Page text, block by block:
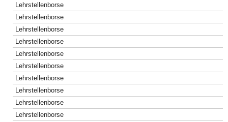
Lehrstellenborse
Lehrstellenborse
Lehrstellenborse
Lehrstellenborse
Lehrstellenborse
Lehrstellenborse
Lehrstellenborse
Lehrstellenborse
Lehrstellenborse
Lehrstellenborse